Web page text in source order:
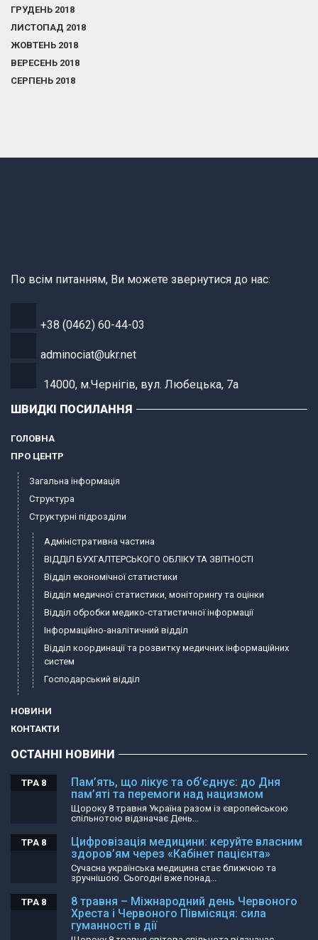
ГРУДЕНЬ 2018
ЛИСТОПАД 2018
ЖОВТЕНЬ 2018
ВЕРЕСЕНЬ 2018
СЕРПЕНЬ 2018
По всім питанням, Ви можете звернутися до нас:
+38 (0462) 60-44-03
adminociat@ukr.net
14000, м.Чернігів, вул. Любецька, 7а
ШВИДКІ ПОСИЛАННЯ
ГОЛОВНА
ПРО ЦЕНТР
Загальна інформація
Структура
Структурні підрозділи
Адміністративна частина
ВІДДІЛ БУХГАЛТЕРСЬКОГО ОБЛІКУ ТА ЗВІТНОСТІ
Відділ економічної статистики
Відділ медичної статистики, моніторингу та оцінки
Відділ обробки медико-статистичної інформації
Інформаційно-аналітичний відділ
Відділ координації та розвитку медичних інформаційних
систем
Господарський відділ
НОВИНИ
КОНТАКТИ
ОСТАННІ НОВИНИ
Пам’ять, що лікує та об’єднує: до Дня
пам’яті та перемоги над нацизмом
ТРА 8
Щороку 8 травня Україна разом із європейською
спільнотою відзначає День...
Цифровізація медицини: керуйте власним
здоров’ям через «Кабінет пацієнта»
ТРА 8
Сучасна українська медицина стає ближчою та
зручнішою. Сьогодні вже понад...
8 травня – Міжнародний день Червоного
Хреста і Червоного Півмісяця: сила
гуманності в дії
ТРА 8